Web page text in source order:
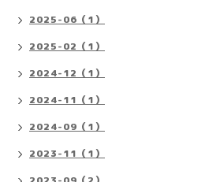
2025-06（1）
2025-02（1）
2024-12（1）
2024-11（1）
2024-09（1）
2023-11（1）